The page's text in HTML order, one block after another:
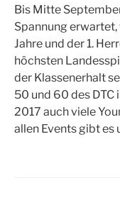
Bis Mitte
Spannung
Jahre und der 1.
höchsten
der Klassenerhalt
50 und 60 des DTC
2017 auch viele
allen Events gibt es